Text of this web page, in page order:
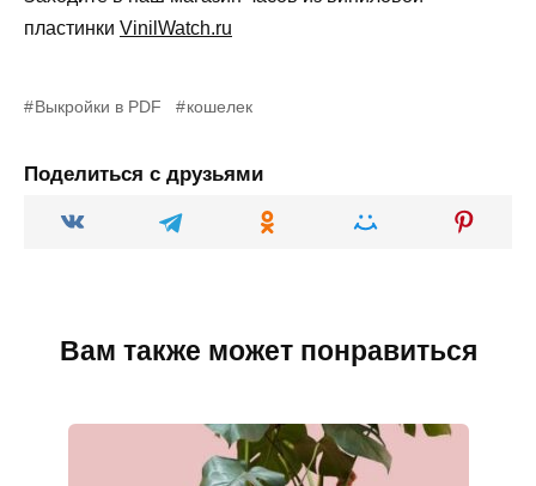
пластинки VinilWatch.ru
Выкройки в PDF кошелек
Поделиться с друзьями
Вам также может понравиться